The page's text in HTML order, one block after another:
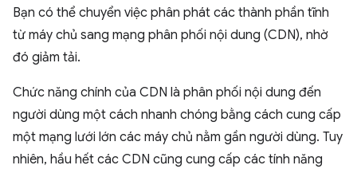
Bạn có thể chuyển việc phân phát các thành phần tĩnh
từ máy chủ sang mạng phân phối nội dung (CDN), nhờ
đó giảm tải.
Chức năng chính của CDN là phân phối nội dung đến
người dùng một cách nhanh chóng bằng cách cung cấp
một mạng lưới lớn các máy chủ nằm gần người dùng. Tuy
nhiên, hầu hết các CDN cũng cung cấp các tính năng